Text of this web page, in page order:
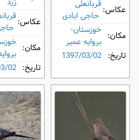
عکاس:قربانعلی
حاجی ابادی
مکان: خوزستان-
بروایه عمیر
تاریخ: 1397/03/02
عکاس:
مکان:
تاریخ: 02